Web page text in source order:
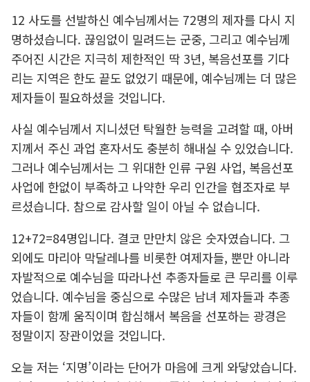
12 사도를 선발하신 예수님께서는 72명의 제자를 다시 지
명하셨습니다. 끊임없이 밀려드는 군중, 그리고 예수님께
주어진 시간은 지극히 제한적인 딱 3년, 복음선포를 기다
리는 지역은 한도 끝도 없었기 때문에, 예수님께는 더 많은
제자들이 필요하셨을 것입니다.
사실 예수님께서 지니셨던 탁월한 능력을 고려할 때, 아버
지께서 주신 과업 혼자서도 충분히 해내실 수 있었습니다.
그러나 예수님께서는 그 위대한 인류 구원 사업, 복음선포
사업에 한없이 부족하고 나약한 우리 인간을 협조자로 부
르셨습니다. 참으로 감사할 일이 아닐 수 없습니다.
12+72=84명입니다. 결코 만만치 않은 숫자였습니다. 그
외에도 마리아 막달레나를 비롯한 여제자들, 뿐만 아니라
자발적으로 예수님을 따라나선 추종자들로 큰 무리를 이루
었습니다. 예수님을 중심으로 수많은 남녀 제자들과 추종
자들이 함께 움직이며 합심해서 복음을 선포하는 광경은
정말이지 장관이었을 것입니다.
오늘 저는 ‘지명’이라는 단어가 마음에 크게 와닿았습니다.